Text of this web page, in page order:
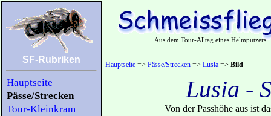
SF-Rubriken
Hauptseite
Pässe/Strecken
Tour-Kleinkram
Aus dem Tour-Alltag eines Helmputzers
Hauptseite => Pässe/Strecken => Lusia => Bild
Lusia -
Von der Passhöhe aus ist